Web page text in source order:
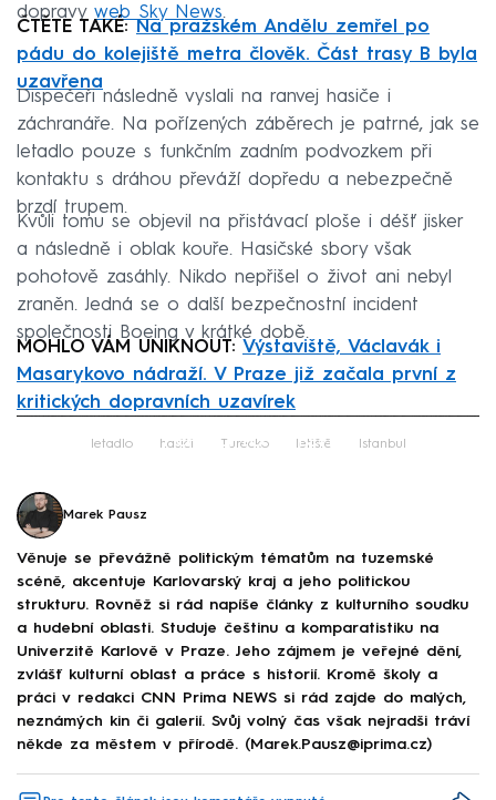
dopravy web Sky News.
ČTĚTE TAKÉ:
Na pražském Andělu zemřel po
pádu do kolejiště metra člověk. Část trasy B byla
uzavřena
Dispečeři následně vyslali na ranvej hasiče i
záchranáře. Na pořízených záběrech je patrné, jak se
letadlo pouze s funkčním zadním podvozkem při
kontaktu s dráhou převáží dopředu a nebezpečně
brzdí trupem.
Kvůli tomu se objevil na přistávací ploše i déšť jisker
a následně i oblak kouře. Hasičské sbory však
pohotově zasáhly. Nikdo nepřišel o život ani nebyl
zraněn. Jedná se o další bezpečnostní incident
společnosti Boeing v krátké době.
MOHLO VÁM UNIKNOUT: Výstaviště, Václavák i
Masarykovo nádraží. V Praze již začala první z
kritických dopravních uzavírek
Failed to fetch
letadlo hasiči Turecko letiště Istanbul
Marek Pausz
Věnuje se převážně politickým tématům na tuzemské
scéně, akcentuje Karlovarský kraj a jeho politickou
strukturu. Rovněž si rád napíše články z kulturního soudku
a hudební oblasti. Studuje češtinu a komparatistiku na
Univerzitě Karlově v Praze. Jeho zájmem je veřejné dění,
zvlášť kulturní oblast a práce s historií. Kromě školy a
práci v redakci CNN Prima NEWS si rád zajde do malých,
neznámých kin či galerií. Svůj volný čas však nejradši tráví
někde za městem v přírodě. (Marek.Pausz@iprima.cz)